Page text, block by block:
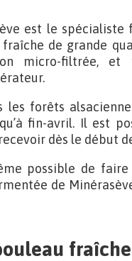
est le spécialiste
de grande
micro-filtrée,
forêts
fin-avril. Il est
dès le début
possible de
de
fraîche